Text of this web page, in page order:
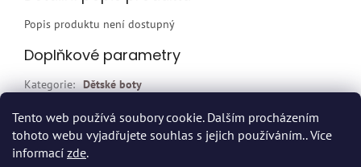
Tento web používá soubory cookie. Dalším procházením
tohoto webu vyjadřujete souhlas s jejich používáním.. Více
informací zde.
Popis produktu není dostupný
Doplňkové parametry
Kategorie: Dětské boty